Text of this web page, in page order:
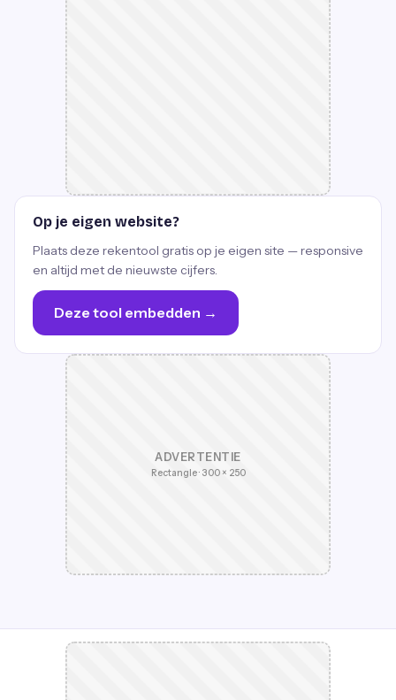
Op je eigen website?
Plaats deze rekentool gratis op je eigen site — responsive
en altijd met de nieuwste cijfers.
Deze tool embedden →
ADVERTENTIE
Rectangle · 300 × 250